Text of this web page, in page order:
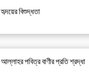
হৃদয়ের বিশুদ্ধতা
আল্লাহর পবিত্র বাণীর প্রতি শ্রদ্ধা